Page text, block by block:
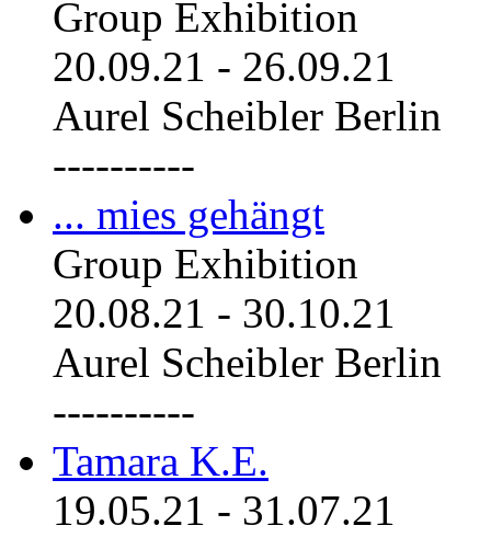
Group Exhibition
20.09.21 - 26.09.21
Aurel Scheibler Berlin
----------
... mies gehängt
Group Exhibition
20.08.21 - 30.10.21
Aurel Scheibler Berlin
----------
Tamara K.E.
19.05.21 - 31.07.21